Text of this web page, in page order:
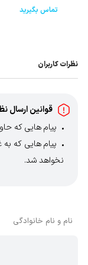
تماس بگیرید
نظرات کاربران
قوانین ارسال
پیام هایی که
پیام هایی که به
نخواهد شد.
با توجه به آن
وجود دارد،
نام و نام خانوادگی